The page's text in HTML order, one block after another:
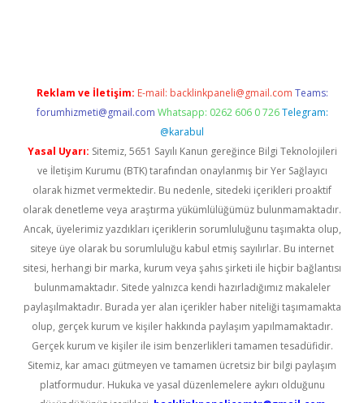
Reklam ve İletişim: E-mail: backlinkpaneli@gmail.com Teams:
forumhizmeti@gmail.com Whatsapp: 0262 606 0 726 Telegram:
@karabul
Yasal Uyarı: Sitemiz, 5651 Sayılı Kanun gereğince Bilgi Teknolojileri
ve İletişim Kurumu (BTK) tarafından onaylanmış bir Yer Sağlayıcı
olarak hizmet vermektedir. Bu nedenle, sitedeki içerikleri proaktif
olarak denetleme veya araştırma yükümlülüğümüz bulunmamaktadır.
Ancak, üyelerimiz yazdıkları içeriklerin sorumluluğunu taşımakta olup,
siteye üye olarak bu sorumluluğu kabul etmiş sayılırlar. Bu internet
sitesi, herhangi bir marka, kurum veya şahıs şirketi ile hiçbir bağlantısı
bulunmamaktadır. Sitede yalnızca kendi hazırladığımız makaleler
paylaşılmaktadır. Burada yer alan içerikler haber niteliği taşımamakta
olup, gerçek kurum ve kişiler hakkında paylaşım yapılmamaktadır.
Gerçek kurum ve kişiler ile isim benzerlikleri tamamen tesadüfidir.
Sitemiz, kar amacı gütmeyen ve tamamen ücretsiz bir bilgi paylaşım
platformudur. Hukuka ve yasal düzenlemelere aykırı olduğunu